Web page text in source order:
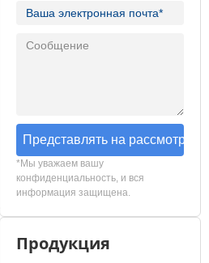
Представлять на рассмотрение
*Мы уважаем вашу
конфиденциальность, и вся
информация защищена.
Продукция